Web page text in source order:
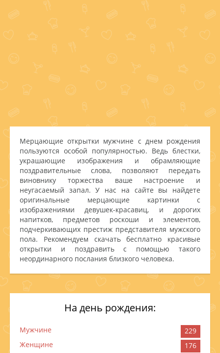
На день рождения:
Мужчине
229
Женщине
176
Мерцающие открытки мужчине с днем рождения
пользуются особой популярностью. Ведь блестки,
украшающие изображения и обрамляющие
поздравительные слова, позволяют передать
виновнику торжества ваше настроение и
неугасаемый запал. У нас на сайте вы найдете
оригинальные мерцающие картинки с
изображениями девушек-красавиц, и дорогих
напитков, предметов роскоши и элементов,
подчеркивающих престиж представителя мужского
пола. Рекомендуем скачать бесплатно красивые
открытки и поздравить с помощью такого
неординарного послания близкого человека.